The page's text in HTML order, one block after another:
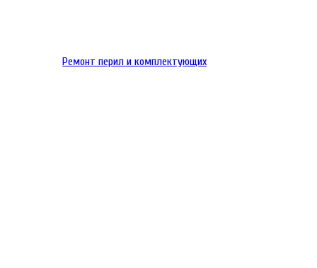
Ремонт перил и комплектующих